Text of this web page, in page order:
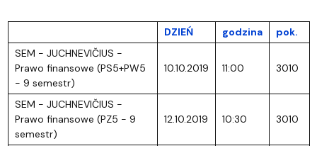
DZIEŃ godzina
pok.
SEM - JUCHNEVIČIUS -
Prawo finansowe (PS5+PW5
- 9 semestr)
10.10.2019 11:00 3010
SEM - JUCHNEVIČIUS -
Prawo finansowe (PZ5 - 9
semestr)
12.10.2019 10:30 3010